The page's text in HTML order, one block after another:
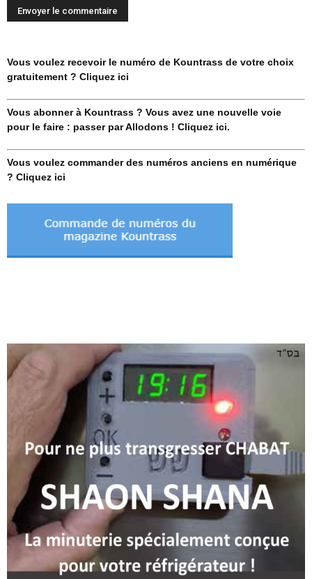
Vous voulez recevoir le numéro de Kountrass de votre choix
gratuitement ? Cliquez ici
Vous abonner à Kountrass ? Vous avez une nouvelle voie
pour le faire : passer par Allodons ! Cliquez ici.
Vous voulez commander des numéros anciens en numérique
? Cliquez ici